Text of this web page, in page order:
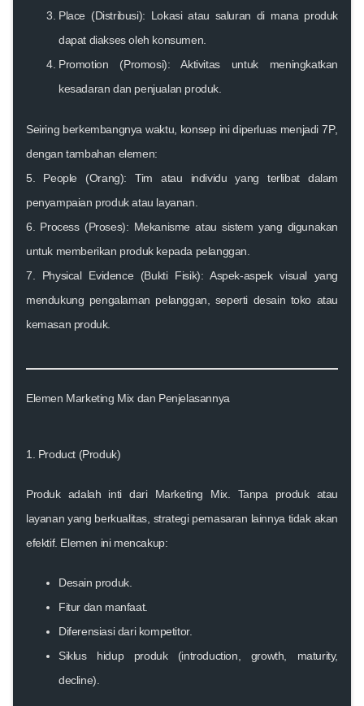
Place (Distribusi): Lokasi atau saluran di mana produk
dapat diakses oleh konsumen.
Promotion (Promosi): Aktivitas untuk meningkatkan
kesadaran dan penjualan produk.
Seiring berkembangnya waktu, konsep ini diperluas menjadi7P,
dengan tambahan elemen:
5. People (Orang): Tim atau individu yang terlibat dalam
penyampaian produk atau layanan.
6. Process (Proses): Mekanisme atau sistem yang digunakan
untuk memberikan produk kepada pelanggan.
7. Physical Evidence (Bukti Fisik): Aspek-aspek visual yang
mendukung pengalaman pelanggan, seperti desain toko atau
kemasan produk.
Elemen Marketing Mix dan Penjelasannya
1. Product (Produk)
Produk adalah inti dari Marketing Mix. Tanpa produk atau
layanan yang berkualitas, strategi pemasaran lainnya tidak akan
efektif. Elemen ini mencakup:
Desain produk.
Fitur dan manfaat.
Diferensiasi dari kompetitor.
Siklus hidup produk (introduction, growth, maturity,
decline).